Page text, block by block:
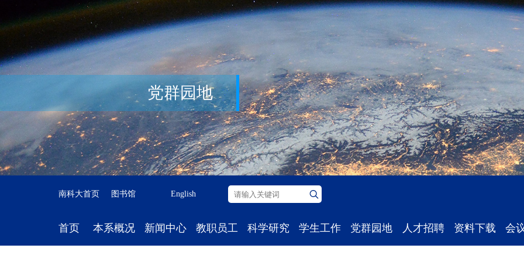
党群园地
南科大首页 图书馆 English
首页 本系概况 新闻中心 教职员工 科学研究 学生工作 党群园地 人才招聘 资料下载 会